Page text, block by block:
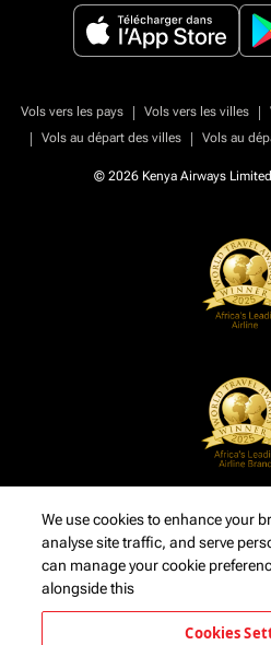
Vols vers les pays | Vols vers les villes |
|
Vols au départ des villes | Vols au
© 2026 Kenya Airways
We use cookies to enhance your
analyse site traffic, and serve
can manage your cookie
alongside this
Cookies